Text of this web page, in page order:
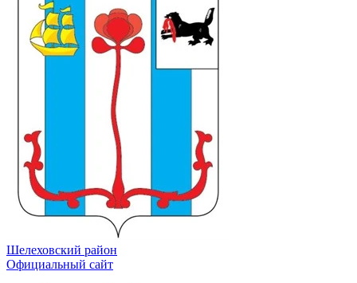
Шелеховский район
Официальный сайт